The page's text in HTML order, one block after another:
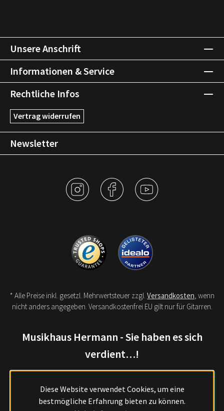
Unsere Anschrift
Informationen & Service
Rechtliche Infos
Vertrag widerrufen
Newsletter
* Alle Preise inkl. gesetzl. Mehrwertsteuer zzgl. Versandkosten, wenn
nicht anders angegeben. Versandkostenfrei EU gilt nur für Gitarren.
Musikhaus Hermann - Sie haben es sich
verdient…!
Diese Website verwendet Cookies, um eine
bestmögliche Erfahrung bieten zu können.